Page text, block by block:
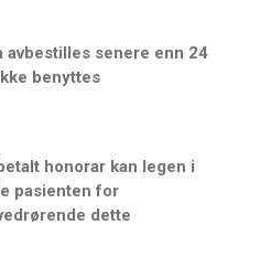
senere enn 24
benyttes
honorar kan legen i
pasienten for
dette